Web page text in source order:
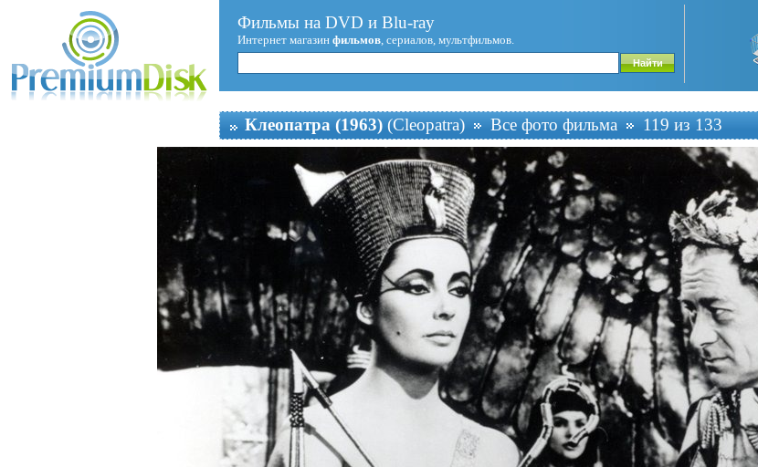
Фильмы на DVD и Blu-ray
Интернет магазин фильмов, сериалов, мультфильмов.
Клеопатра (1963) (Cleopatra) Все фото фильма 119 из 133